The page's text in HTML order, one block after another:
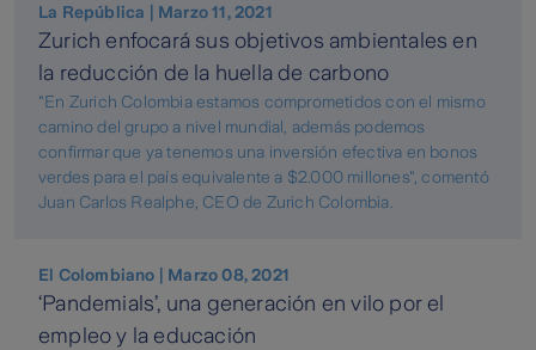
La República | Marzo 11, 2021
Zurich enfocará sus objetivos ambientales en
la reducción de la huella de carbono
"En Zurich Colombia estamos comprometidos con el mismo
camino del grupo a nivel mundial, además podemos
confirmar que ya tenemos una inversión efectiva en bonos
verdes para el país equivalente a $2.000 millones", comentó
Juan Carlos Realphe, CEO de Zurich Colombia.
El Colombiano | Marzo 08, 2021
‘Pandemials’, una generación en vilo por el
empleo y la educación